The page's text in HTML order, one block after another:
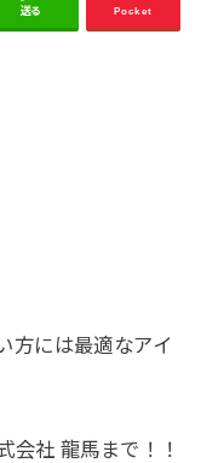
送る Pocket
方には最適なアイ
会社 龍馬まで！！